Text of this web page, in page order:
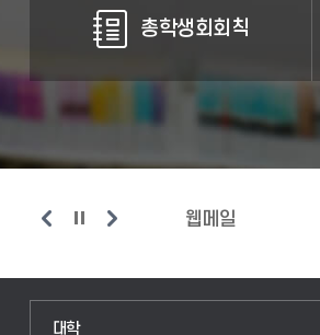
총학생회회칙
웹메일 학사시스템
대학
인문융합공공인재학부